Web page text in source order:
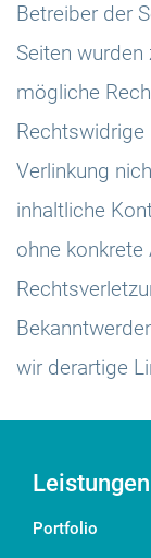
Betreiber der
Seiten
mögliche
Verlinkung
inhaltliche
ohne konkrete
wir derartige
Portfolio